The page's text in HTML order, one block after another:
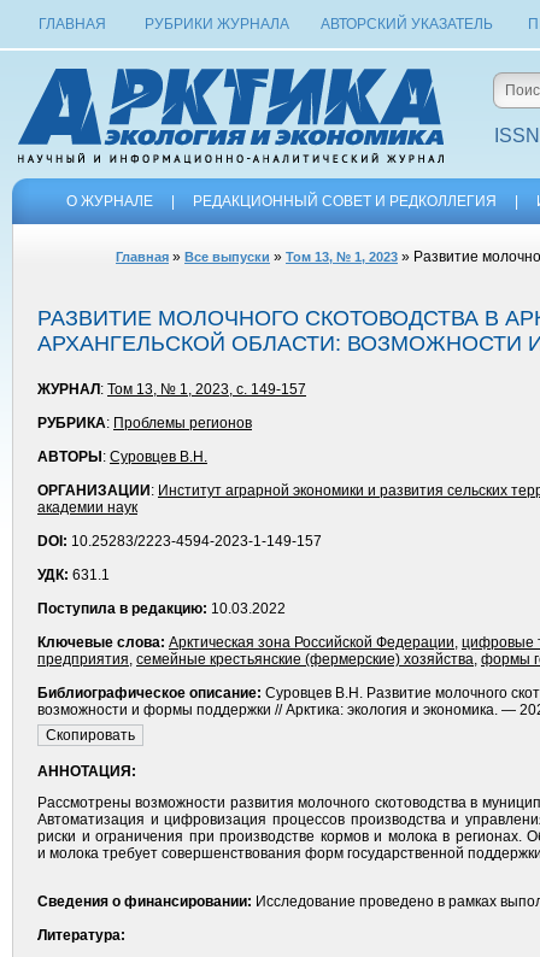
ГЛАВНАЯ РУБРИКИ ЖУРНАЛА АВТОРСКИЙ УКАЗАТЕЛЬ
О ЖУРНАЛЕ РЕДАКЦИОННЫЙ СОВЕТ И РЕДКОЛЛЕГИЯ
Главная » Все выпуски » Том 13, № 1, 2023 » Развитие
РАЗВИТИЕ МОЛОЧНОГО СКОТОВОДСТВА В
АРХАНГЕЛЬСКОЙ ОБЛАСТИ: ВОЗМОЖНОСТИ
ЖУРНАЛ : Том 13, № 1, 2023, с. 149-157
РУБРИКА: Проблемы регионов
АВТОРЫ : Суровцев В.Н.
ОРГАНИЗАЦИИ : Институт аграрной экономики и развития сельских
академии наук
DOI: 10.25283/2223-4594-2023-1-149-157
УДК: 631.1
Поступила в редакцию: 10.03.2022
Ключевые слова: Арктическая зона Российской Федерации, цифровые
предприятия, семейные крестьянские (фермерские) хозяйства, формы
Библиографическое описание: Суровцев В.Н. Развитие молочного
возможности и формы поддержки // Арктика: экология и экономика.
АННОТАЦИЯ:
Рассмотрены возможности развития молочного скотоводства в
Автоматизация и цифровизация процессов производства и
риски и ограничения при производстве кормов и молока в регионах.
и молока требует совершенствования форм государственной
Сведения о финансировании: Исследование проведено в рамках
Литература: